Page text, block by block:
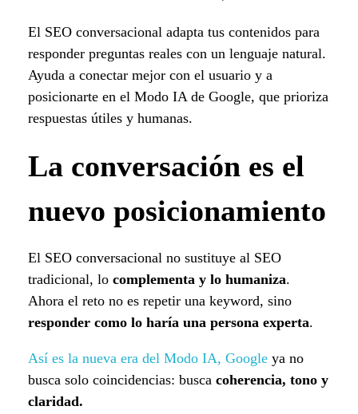
El SEO conversacional adapta tus contenidos para
responder preguntas reales con un lenguaje natural.
Ayuda a conectar mejor con el usuario y a
posicionarte en el Modo IA de Google, que prioriza
respuestas útiles y humanas.
La conversación es el
nuevo posicionamiento
El SEO conversacional no sustituye al SEO
tradicional, lo complementa y lo humaniza.
Ahora el reto no es repetir una keyword, sino
responder como lo haría una persona experta.
Así es la nueva era del Modo IA, Google ya no
busca solo coincidencias: busca coherencia, tono y
claridad.